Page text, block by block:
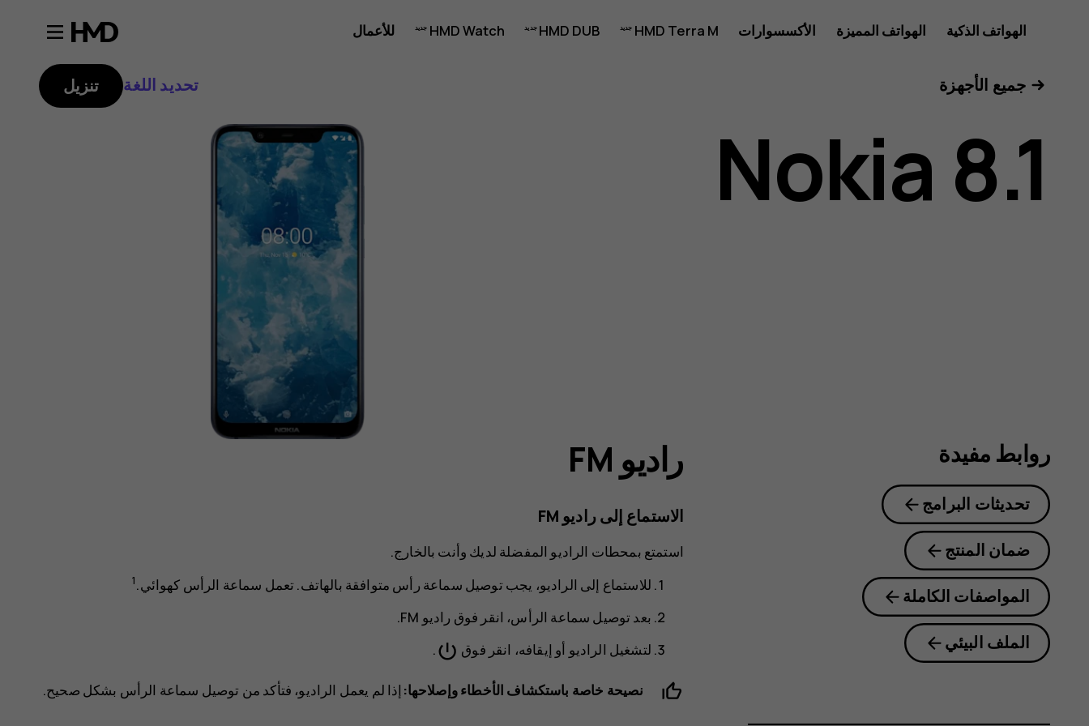
دليل
مستخدم
هاتف
الهواتف الذكية الهواتف المميزة الأكسسوارات HMD Terra M
HMD DUB
HMD Watch
للأعمال
جميع الأجهزة تحديد اللغة تنزيل
Nokia 8.1
راديو FM
الاستماع إلى راديو ‪FM‬
استمتع بمحطات الراديو المفضلة لديك وأنت بالخارج.
للاستماع إلى الراديو، يجب توصيل سماعة رأس متوافقة بالهاتف. تعمل سماعة الرأس كهوائي.1
بعد توصيل سماعة الرأس، انقر فوق راديو FM
.
لتشغيل الراديو أو إيقافه، انقر فوق power_settings_new
.
نصيحة خاصة باستكشاف الأخطاء وإصلاحها: إذا لم يعمل الراديو، فتأكد من توصيل سماعة الرأس بشكل صحيح.
روابط مفيدة
تحديثات البرامج
ضمان المنتج
المواصفات الكاملة
الملف البيئي